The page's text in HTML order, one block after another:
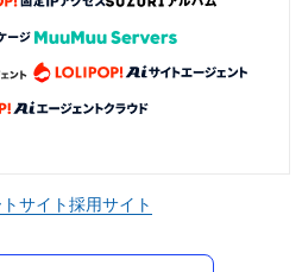
サイト採用サイト